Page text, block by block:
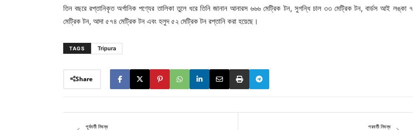
তিন বছরে রপ্তানিকৃত অর্গানিক পণ্যের তালিকা তুলে ধরে তিনি জানান আনারস ৬৬৬ মেট্রিক টন, সুগন্ধি চাল ৩৩ মেট্রিক টন, বার্ডস আই লঙ্কা ৭
মেট্রিক টন, আদা ৫৭৪ মেট্রিক টন এবং হলুদ ৫২ মেট্রিক টন রপ্তানি করা হয়েছে।
TAGS Tripura
Share
পূর্ববর্তী নিবন্ধ পরবর্তী নিবন্ধ